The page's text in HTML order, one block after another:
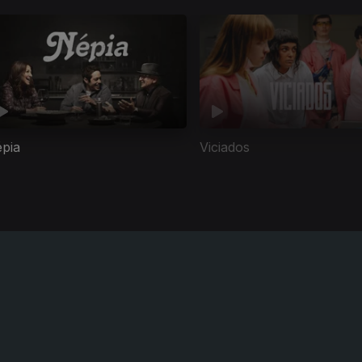
Viciados